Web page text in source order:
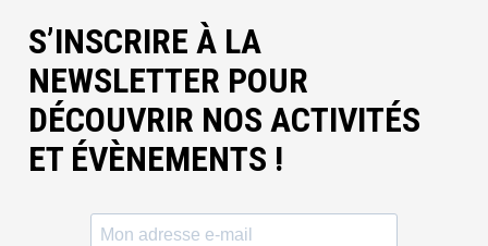
S’INSCRIRE À LA
NEWSLETTER POUR
DÉCOUVRIR NOS ACTIVITÉS
ET ÉVÈNEMENTS !